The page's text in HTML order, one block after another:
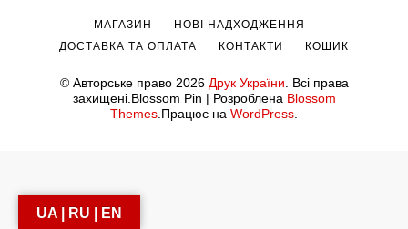
© Авторське право 2026 Друк України. Всі права
захищені.Blossom Pin | Розроблена Blossom
Themes.Працює на WordPress.
МАГАЗИН
НОВІ НАДХОДЖЕННЯ
ДОСТАВКА ТА ОПЛАТА
КОНТАКТИ КОШИК
UA | RU | EN